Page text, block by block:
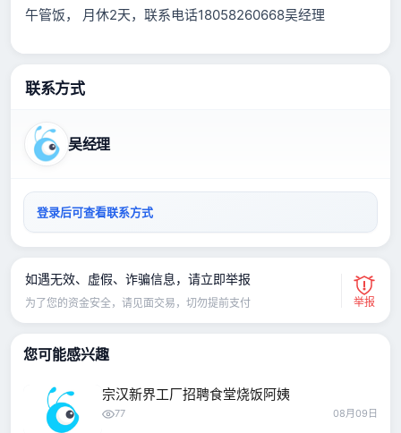
午管饭， 月休2天，联系电话18058260668吴经理
联系方式
吴经理
登录后可查看联系方式
如遇无效、虚假、诈骗信息，请立即举报
为了您的资金安全，请见面交易，切勿提前支付 举报
您可能感兴趣
宗汉新界工厂招聘食堂烧饭阿姨
77 08月09日